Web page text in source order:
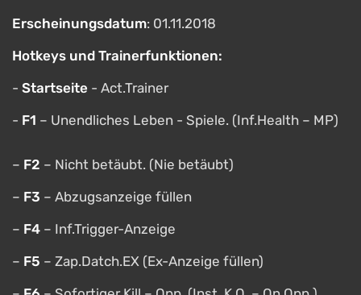
Erscheinungsdatum: 01.11.2018
Hotkeys und Trainerfunktionen:
- Startseite - Act.Trainer
- F1 – Unendliches Leben - Spiele. (Inf.Health – MP)
– F2 – Nicht betäubt. (Nie betäubt)
– F3 – Abzugsanzeige füllen
– F4 – Inf.Trigger-Anzeige
– F5 – Zap.Datch.EX (Ex-Anzeige füllen)